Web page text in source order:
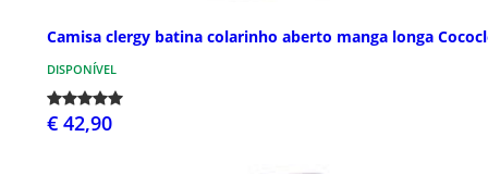
Camisa clergy batina colarinho aberto manga longa
DISPONÍVEL
€ 42,90